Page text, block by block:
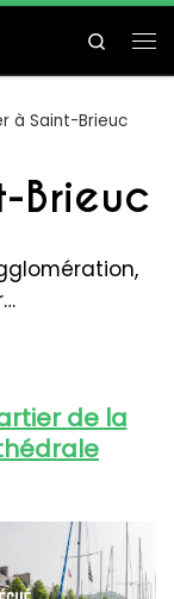
Search
à Saint-Brieuc
Brieuc
de la